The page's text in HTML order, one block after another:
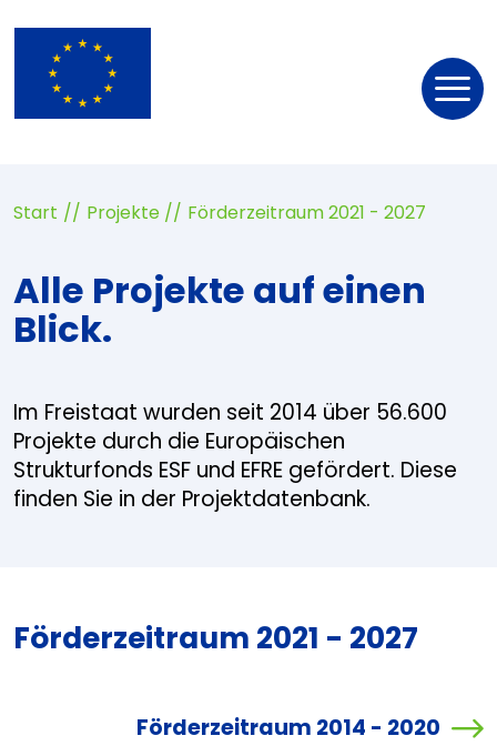
Start Projekte Förderzeitraum 2021 - 2027
Alle Projekte auf einen
Blick.
Im Freistaat wurden seit 2014 über 56.600
Projekte durch die Europäischen
Strukturfonds ESF und EFRE gefördert. Diese
finden Sie in der Projektdatenbank.
Förderzeitraum 2021 - 2027
Förderzeitraum 2014 - 2020